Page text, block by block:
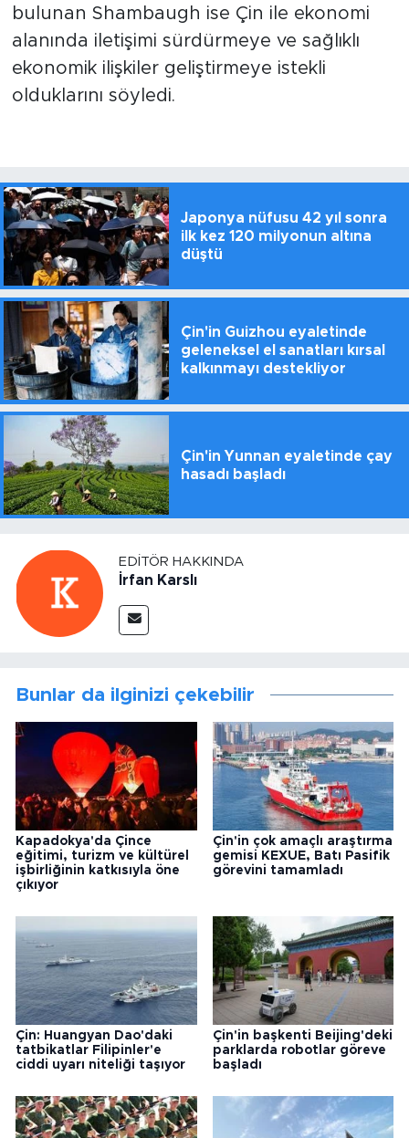
bulunan Shambaugh ise Çin ile ekonomi
alanında iletişimi sürdürmeye ve sağlıklı
ekonomik ilişkiler geliştirmeye istekli
olduklarını söyledi.
Japonya nüfusu 42 yıl sonra
ilk kez 120 milyonun altına
düştü
Çin'in Guizhou eyaletinde
geleneksel el sanatları kırsal
kalkınmayı destekliyor
Çin'in Yunnan eyaletinde çay
hasadı başladı
EDITÖR HAKKINDA
İrfan Karslı
Bunlar da ilginizi çekebilir
Kapadokya'da Çince
eğitimi, turizm ve kültürel
işbirliğinin katkısıyla öne
çıkıyor
Çin'in çok amaçlı araştırma
gemisi KEXUE, Batı Pasifik
görevini tamamladı
Çin: Huangyan Dao'daki
tatbikatlar Filipinler'e
ciddi uyarı niteliği taşıyor
Çin'in başkenti Beijing'deki
parklarda robotlar göreve
başladı